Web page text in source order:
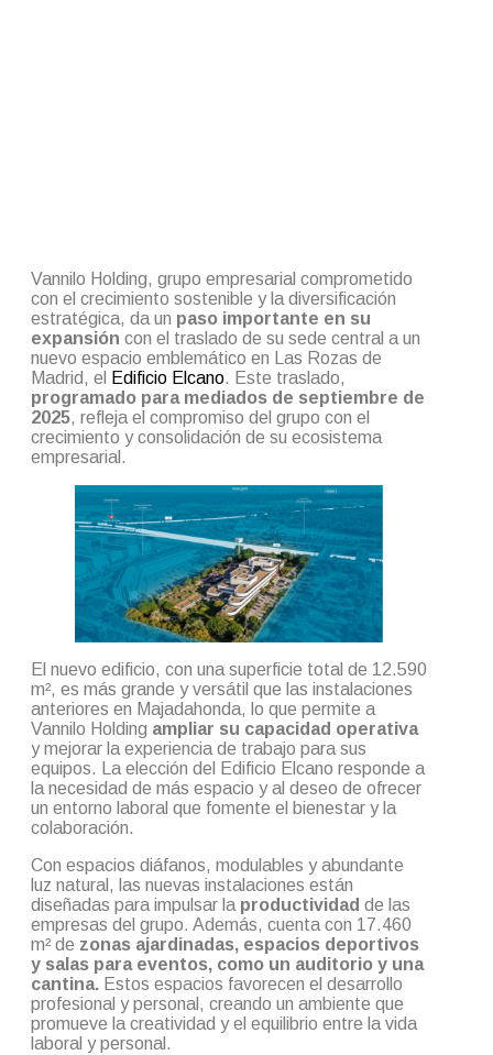
Vannilo Holding, grupo empresarial comprometido
con el crecimiento sostenible y la diversificación
estratégica, da un paso importante en su
expansión con el traslado de su sede central a un
nuevo espacio emblemático en Las Rozas de
Madrid, el
Edificio Elcano. Este traslado,
programado para mediados de septiembre de
2025, refleja el compromiso del grupo con el
crecimiento y consolidación de su ecosistema
empresarial.
El nuevo edificio, con una superficie total de 12.590
m², es más grande y versátil que las instalaciones
anteriores en Majadahonda, lo que permite a
Vannilo Holding ampliar su capacidad operativa
y mejorar la experiencia de trabajo para sus
equipos. La elección del Edificio Elcano responde a
la necesidad de más espacio y al deseo de ofrecer
un entorno laboral que fomente el bienestar y la
colaboración.
Con espacios diáfanos, modulables y abundante
luz natural, las nuevas instalaciones están
diseñadas para impulsar la productividad de las
empresas del grupo. Además, cuenta con 17.460
m² de zonas ajardinadas, espacios deportivos
y salas para eventos, como un auditorio y una
cantina. Estos espacios favorecen el desarrollo
profesional y personal, creando un ambiente que
promueve la creatividad y el equilibrio entre la vida
laboral y personal.